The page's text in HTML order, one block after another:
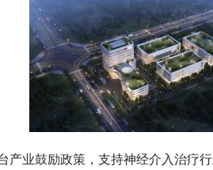
产业鼓励政策，支持神经介入治疗